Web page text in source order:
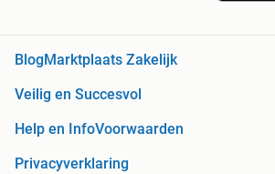
BlogMarktplaats Zakelijk
Veilig en Succesvol
Help en InfoVoorwaarden
Privacyverklaring